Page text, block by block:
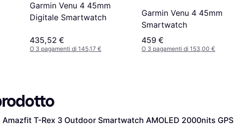
Garmin Venu 4 45mm
Digitale Smartwatch
435,52 €
O 3 pagamenti di 145,17 €
Garmin Venu 4 45mm
Smartwatch
459 €
O 3 pagamenti di 153,00 €
Amazfit T-Rex 3 Outdoor Smartwatch AMOLED 2000nits GPS